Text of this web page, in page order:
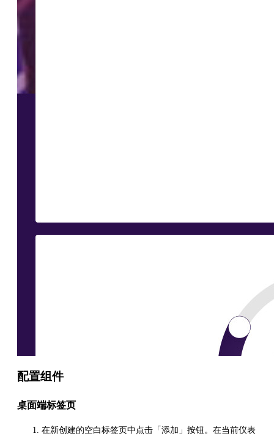
配置组件
桌面端标签页
在新创建的空白标签页中点击「添加」按钮。在当前仪表